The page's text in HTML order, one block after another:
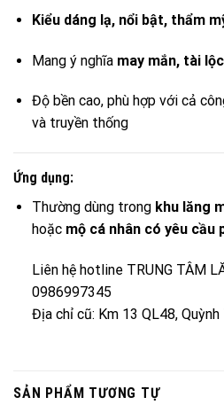
Kiểu dáng lạ, nổi bật, thẩm
Mang ý nghĩa may mắn, tài
Độ bền cao, phù hợp với cả
và truyền thống
Ứng dụng:
Thường dùng trong khu lăng
hoặc mộ cá nhân có yêu cầu
Liên hệ hotline TRUNG TÂM
0986997345
Địa chỉ cũ: Km 13 QL48, Quỳnh
SẢN PHẨM TƯƠNG TỰ